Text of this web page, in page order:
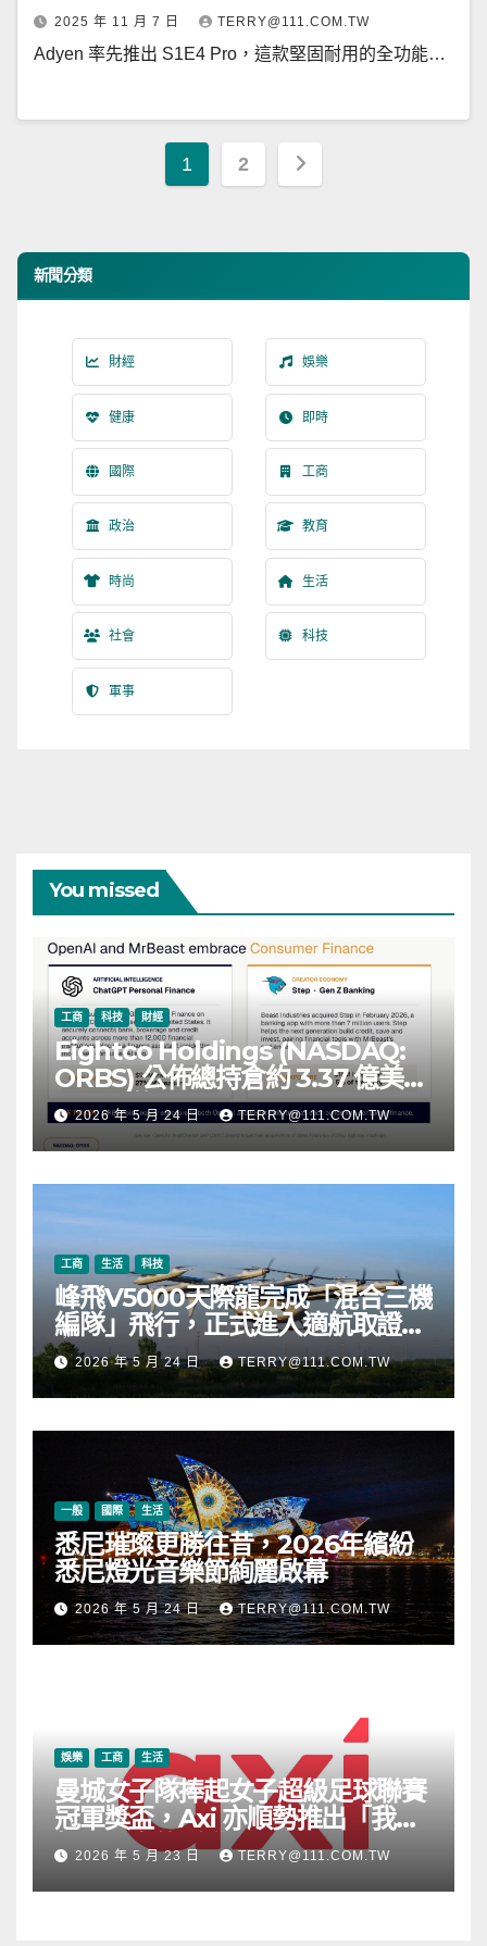
2025 年 11 月 7 日 TERRY@111.COM.TW
Adyen 率先推出 S1E4 Pro，這款堅固耐用的全功能…
文
分
頁
1 2
新聞分類
財經 娛樂
健康 即時
國際 工商
政治 教育
時尚 生活
社會 科技
軍事
You missed
工商 科技 財經
Eightco Holdings (NASDAQ:
ORBS) 公佈總持倉約 3.37 億美
元，涵蓋 OpenAI、Beast
Industries、超過 11,000 枚以太
幣 (ETH) 及逾 2.83 億枚 WLD 代
幣
2026 年 5 月 24 日 TERRY@111.COM.TW
工商 生活 科技
峰飛V5000天際龍完成「混合三機
編隊」飛行，正式進入適航取證階
段2026 年 5 月 24 日 TERRY@111.COM.TW
一般 國際 生活
悉尼璀璨更勝往昔，2026年繽紛
悉尼燈光音樂節絢麗啟幕
2026 年 5 月 24 日 TERRY@111.COM.TW
娛樂 工商 生活
曼城女子隊捧起女子超級足球聯賽
冠軍獎盃，Axi 亦順勢推出「我的
根源」宣傳活動
2026 年 5 月 23 日 TERRY@111.COM.TW